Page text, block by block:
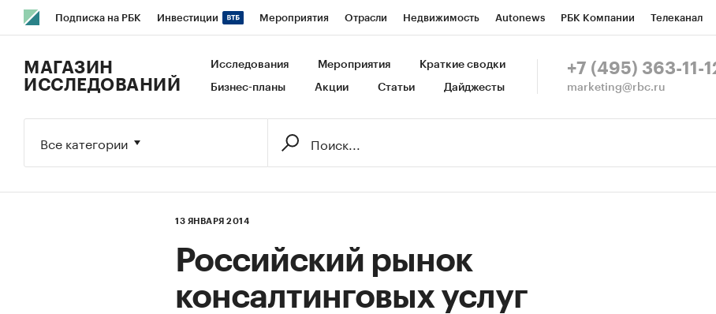
Подписка на РБК Инвестиции Мероприятия Отрасли Недвижимость Autonews РБК Компании Телеканал
Исследования Кредитные рейтинги Франшизы Газета Спецпроекты СПб Конференции СПб Спецпроекты
МАГАЗИН
ИССЛЕДОВАНИЙ
Исследования Мероприятия Краткие сводки
Бизнес-планы Акции Статьи Дайджесты
+7 (495) 363-11-
marketing@rbc.ru
Все категории
13 ЯНВАРЯ 2014
Российский рынок
консалтинговых услуг